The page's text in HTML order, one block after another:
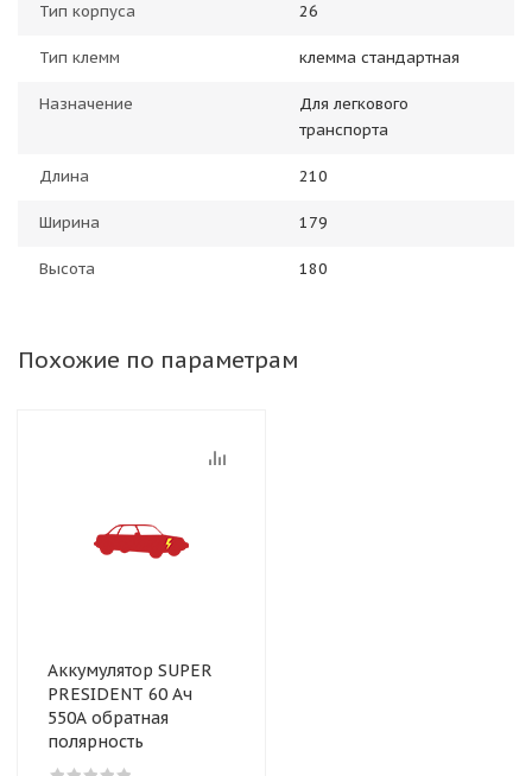
Тип корпуса 26
Тип клемм клемма стандартная
Назначение
Для легкового
транспорта
Длина 210
Ширина 179
Высота 180
Похожие по параметрам
Аккумулятор SUPER
PRESIDENT 60 Ач
550А обратная
полярность